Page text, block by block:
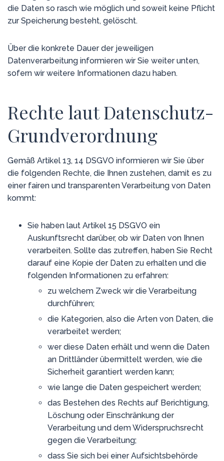
die Daten so rasch wie möglich und soweit keine Pflicht
zur Speicherung besteht, gelöscht.
Über die konkrete Dauer der jeweiligen
Datenverarbeitung informieren wir Sie weiter unten,
sofern wir weitere Informationen dazu haben.
Rechte laut Datenschutz-
Grundverordnung
Gemäß Artikel 13, 14 DSGVO informieren wir Sie über
die folgenden Rechte, die Ihnen zustehen, damit es zu
einer fairen und transparenten Verarbeitung von Daten
kommt:
Sie haben laut Artikel 15 DSGVO ein
Auskunftsrecht darüber, ob wir Daten von Ihnen
verarbeiten. Sollte das zutreffen, haben Sie Recht
darauf eine Kopie der Daten zu erhalten und die
folgenden Informationen zu erfahren:
zu welchem Zweck wir die Verarbeitung
durchführen;
die Kategorien, also die Arten von Daten, die
verarbeitet werden;
wer diese Daten erhält und wenn die Daten
an Drittländer übermittelt werden, wie die
Sicherheit garantiert werden kann;
wie lange die Daten gespeichert werden;
das Bestehen des Rechts auf Berichtigung,
Löschung oder Einschränkung der
Verarbeitung und dem Widerspruchsrecht
gegen die Verarbeitung;
dass Sie sich bei einer Aufsichtsbehörde